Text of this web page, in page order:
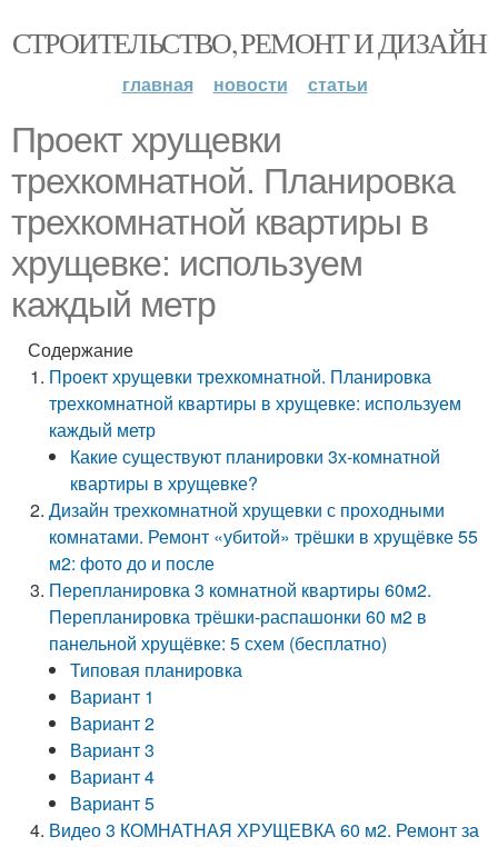
СТРОИТЕЛЬСТВО, РЕМОНТ И ДИЗАЙН
главная новости статьи
Проект хрущевки
трехкомнатной. Планировка
трехкомнатной квартиры в
хрущевке: используем
каждый метр
Содержание
Проект хрущевки трехкомнатной. Планировка
трехкомнатной квартиры в хрущевке: используем
каждый метр
Какие существуют планировки 3х-комнатной
квартиры в хрущевке?
Дизайн трехкомнатной хрущевки с проходными
комнатами. Ремонт «убитой» трёшки в хрущёвке 55
м2: фото до и после
Перепланировка 3 комнатной квартиры 60м2.
Перепланировка трёшки-распашонки 60 м2 в
панельной хрущёвке: 5 схем (бесплатно)
Типовая планировка
Вариант 1
Вариант 2
Вариант 3
Вариант 4
Вариант 5
Видео 3 КОМНАТНАЯ ХРУЩЕВКА 60 м2. Ремонт за